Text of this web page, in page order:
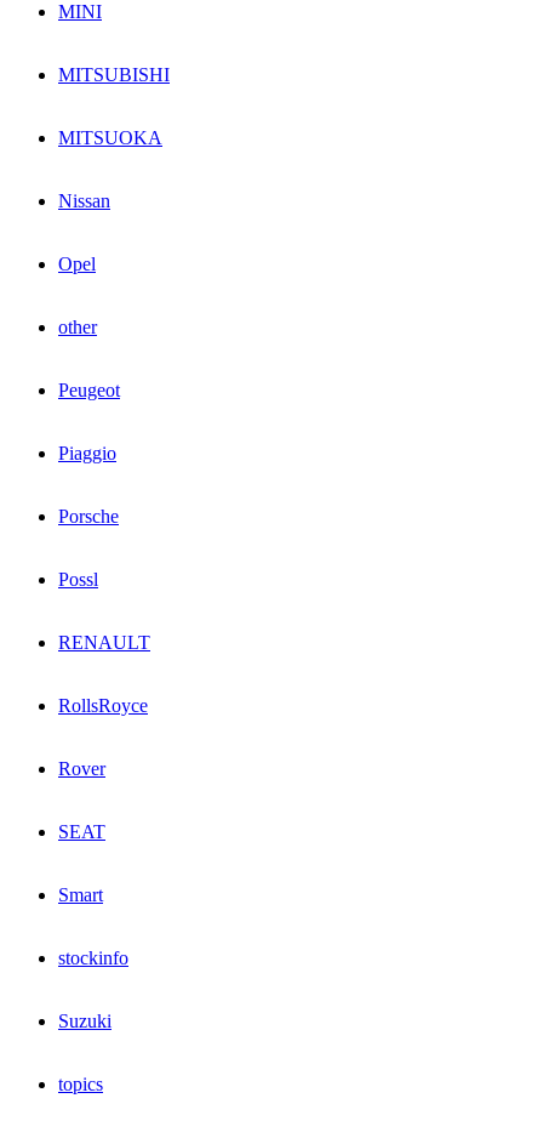
MINI
MITSUBISHI
MITSUOKA
Nissan
Opel
other
Peugeot
Piaggio
Porsche
Possl
RENAULT
RollsRoyce
Rover
SEAT
Smart
stockinfo
Suzuki
topics